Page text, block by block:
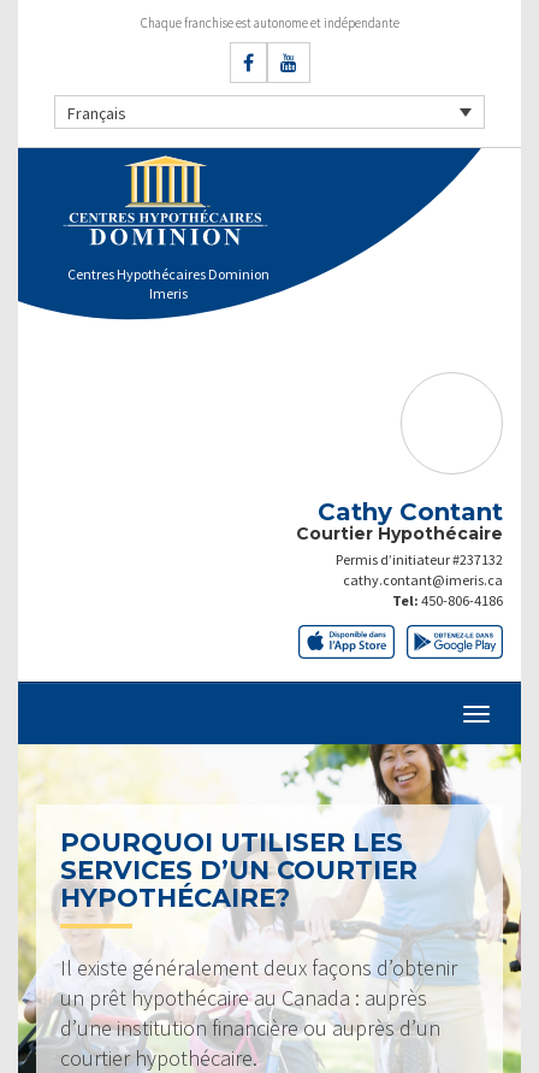
Chaque franchise est autonome et indépendante
Français
Centres Hypothécaires Dominion
Imeris
Cathy Contant
Courtier Hypothécaire
Permis d’initiateur #237132
cathy.contant@imeris.ca
Tel: 450-806-4186
POURQUOI UTILISER LES
SERVICES D’UN COURTIER
HYPOTHÉCAIRE?
Il existe généralement deux façons d’obtenir
un prêt hypothécaire au Canada : auprès
d’une institution financière ou auprès d’un
courtier hypothécaire.